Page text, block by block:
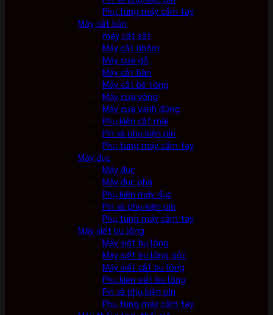
Phụ tùng máy cầm tay
Máy cắt bàn
máy cắt sắt
Máy cắt nhôm
Máy cưa gỗ
Máy cắt bàn
Máy cắt bê tông
Máy cưa vòng
Máy cưa vanh đứng
Phụ kiện cắt mài
Pin và phụ kiện pin
Phụ tùng máy cầm tay
Máy đục
Máy đục
Máy đục phá
Phụ kiện máy đục
Pin và phụ kiện pin
Phụ tùng máy cầm tay
Máy siết bu lông
Máy siết bu lông
Máy siết bu lông góc
Máy siết cắt bu lông
Phụ kiện siết bu lông
Pin và phụ kiện pin
Phụ tùng máy cầm tay